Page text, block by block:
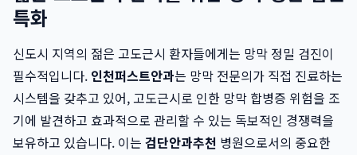
특화
신도시 지역의 젊은 고도근시 환자들에게는 망막 정밀 검진이
필수적입니다. 인천퍼스트안과는 망막 전문의가 직접 진료하는
시스템을 갖추고 있어, 고도근시로 인한 망막 합병증 위험을 조
기에 발견하고 효과적으로 관리할 수 있는 독보적인 경쟁력을
보유하고 있습니다. 이는 검단안과추천 병원으로서의 중요한